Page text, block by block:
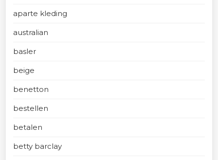
aparte kleding
australian
basler
beige
benetton
bestellen
betalen
betty barclay